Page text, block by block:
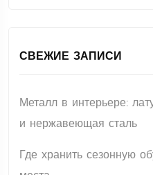
СВЕЖИЕ ЗАПИСИ
Металл в интерьере:
и нержавеющая сталь
Где хранить сезонную